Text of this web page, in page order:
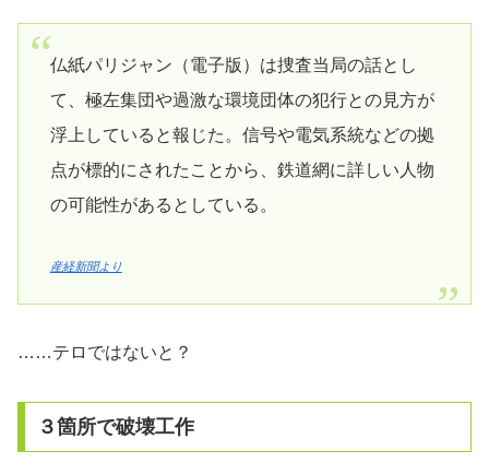
仏紙パリジャン（電子版）は捜査当局の話とし
て、極左集団や過激な環境団体の犯行との見方が
浮上していると報じた。信号や電気系統などの拠
点が標的にされたことから、鉄道網に詳しい人物
の可能性があるとしている。
産経新聞より
……テロではないと？
３箇所で破壊工作